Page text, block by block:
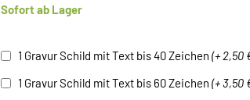
Sofort ab Lager
1 Gravur Schild mit Text bis 40 Zeichen (+ 2,50
1 Gravur Schild mit Text bis 60 Zeichen (+ 3,50